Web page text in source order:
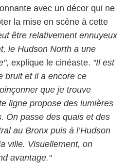
avec un décor qui ne
la mise en scène à cette
être relativement ennuyeux
le Hudson North a une
, explique le cinéaste. "Il est
bruit et il a encore ce
que je trouve
ligne propose des lumières
On passe des quais et des
au Bronx puis à l’Hudson
ville. Visuellement, on
avantage."